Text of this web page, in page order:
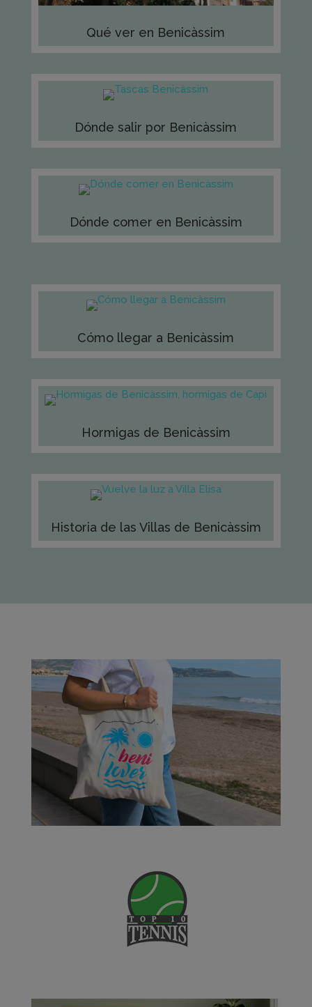
Qué ver en Benicàssim
Dónde salir por Benicàssim
Dónde comer en Benicàssim
Cómo llegar a Benicàssim
Hormigas de Benicàssim
Historia de las Villas de Benicàssim